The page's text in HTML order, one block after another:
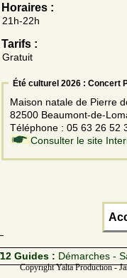
Horaires :
21h-22h
Tarifs :
Gratuit
Été culturel 2026 : Concert
Maison natale de Pierre
82500 Beaumont-de-
Téléphone : 05 63 26 52
Consulter le site
12 Guides : Démarches -
Copyright Yalta Production -